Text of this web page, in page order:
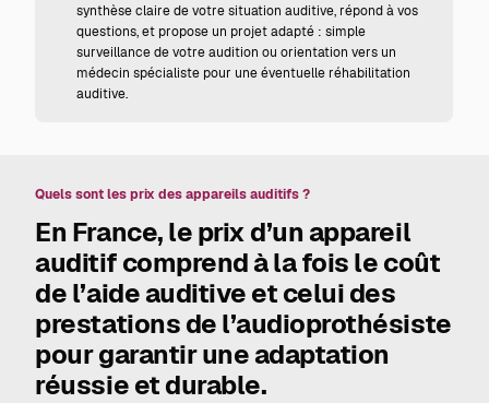
synthèse claire de votre situation auditive, répond à vos
questions, et propose un projet adapté : simple
surveillance de votre audition ou orientation vers un
médecin spécialiste pour une éventuelle réhabilitation
auditive.
Quels sont les prix des appareils auditifs ?
En France, leprix d’un appareil
auditifcomprend à la fois le coût
de l’aide auditive et celui des
prestations de l’audioprothésiste
pour garantir une adaptation
réussie et durable.